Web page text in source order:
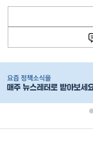
다
음
단
영